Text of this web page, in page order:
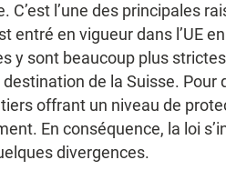
l’une des principales
entré en vigueur dans l’UE
y sont beaucoup plus
de la Suisse. Pour
offrant un niveau de
En conséquence, la loi
divergences.